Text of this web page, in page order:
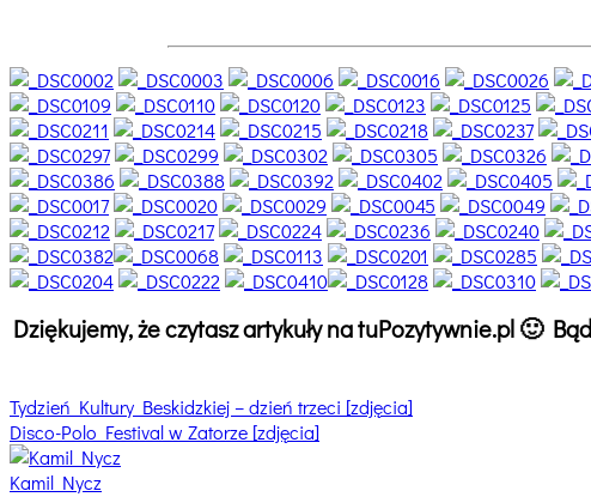
Dziękujemy, że czytasz artykuły na tuPozytywnie.pl 🙂
Tagged
tydzień
kultury
beskidzkiej,
Nawigacja
wpisu
Tydzień Kultury Beskidzkiej – dzień trzeci [zdjęcia]
Disco-Polo Festival w Zatorze [zdjęcia]
Kamil Nycz